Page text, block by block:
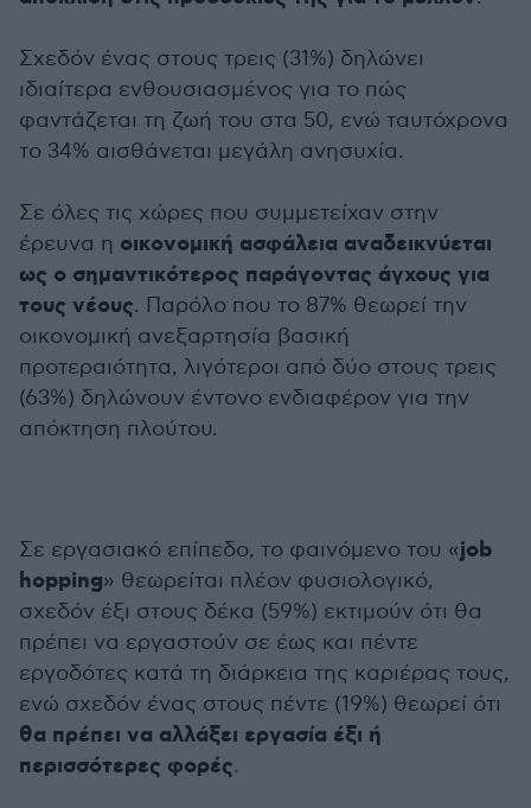
Σχεδόν ένας στους τρεις (31%) δηλώνει
ιδιαίτερα ενθουσιασμένος για το πώς
φαντάζεται τη ζωή του στα 50, ενώ ταυτόχρονα
το 34% αισθάνεται μεγάλη ανησυχία.
Σε όλες τις χώρες που συμμετείχαν στην
έρευνα η οικονομική ασφάλεια αναδεικνύεται
ως ο σημαντικότερος παράγοντας άγχους για
τους νέους. Παρόλο που το 87% θεωρεί την
οικονομική ανεξαρτησία βασική
προτεραιότητα, λιγότεροι από δύο στους τρεις
(63%) δηλώνουν έντονο ενδιαφέρον για την
απόκτηση πλούτου.
Σε εργασιακό επίπεδο, το φαινόμενο του «job
hopping» θεωρείται πλέον φυσιολογικό,
σχεδόν έξι στους δέκα (59%) εκτιμούν ότι θα
πρέπει να εργαστούν σε έως και πέντε
εργοδότες κατά τη διάρκεια της καριέρας τους,
ενώ σχεδόν ένας στους πέντε (19%) θεωρεί ότι
θα πρέπει να αλλάξει εργασία έξι ή
περισσότερες φορές.